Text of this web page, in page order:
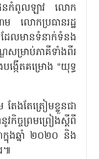
ជនកំពូលឡាវ លោក
លោកប្រធានរដ្ឋ
ែលមានទំនាក់ទំនង
សម្រាប់ភាគីទាំងពីរ
កើតគម្រោង “យុទ្ធ
ែងតែត្រៀមខ្លួនជា
កិច្ចព្រមព្រៀងស្តីពី
ក្នុងឆ្នាំ ២០២០ និង
៕